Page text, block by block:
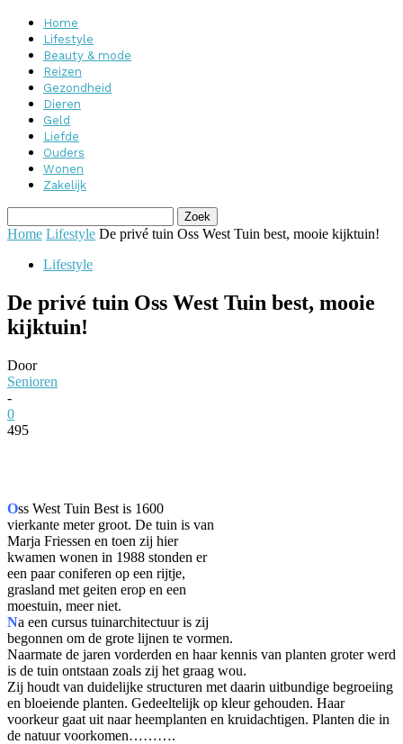
Home
Lifestyle
Beauty & mode
Reizen
Gezondheid
Dieren
Geld
Liefde
Ouders
Wonen
Zakelijk
Home Lifestyle De privé tuin Oss West Tuin best, mooie kijktuin!
Lifestyle
De privé tuin Oss West Tuin best, mooie
kijktuin!
Door
Senioren
-
0
495
Oss West Tuin Best is 1600
vierkante meter groot. De tuin is van
Marja Friessen en toen zij hier
kwamen wonen in 1988 stonden er
een paar coniferen op een rijtje,
grasland met geiten erop en een
moestuin, meer niet.
Na een cursus tuinarchitectuur is zij
begonnen om de grote lijnen te vormen.
Naarmate de jaren vorderden en haar kennis van planten groter werd
is de tuin ontstaan zoals zij het graag wou.
Zij houdt van duidelijke structuren met daarin uitbundige begroeiing
en bloeiende planten. Gedeeltelijk op kleur gehouden. Haar
voorkeur gaat uit naar heemplanten en kruidachtigen. Planten die in
de natuur voorkomen……….